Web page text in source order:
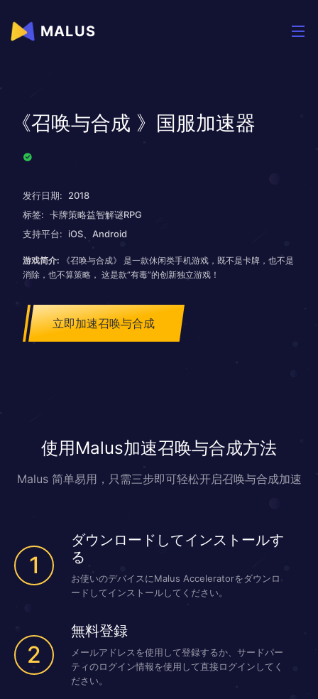
MALUS
《召唤与合成 》国服加速器
发行日期:
2018
标签: 卡牌策略益智解谜RPG
支持平台:
iOS、Android
游戏简介: 《召唤与合成》 是一款休闲类手机游戏，既不是卡牌，也不是
消除，也不算策略， 这是款“有毒”的创新独立游戏！
立即加速召唤与合成
使用Malus加速召唤与合成方法
Malus 简单易用，只需三步即可轻松开启召唤与合成加速
1
ダウンロードしてインストールす
る
お使いのデバイスにMalus Acceleratorをダウンロ
ードしてインストールしてください。
2
無料登録
メールアドレスを使用して登録するか、サードパー
ティのログイン情報を使用して直接ログインしてく
ださい。